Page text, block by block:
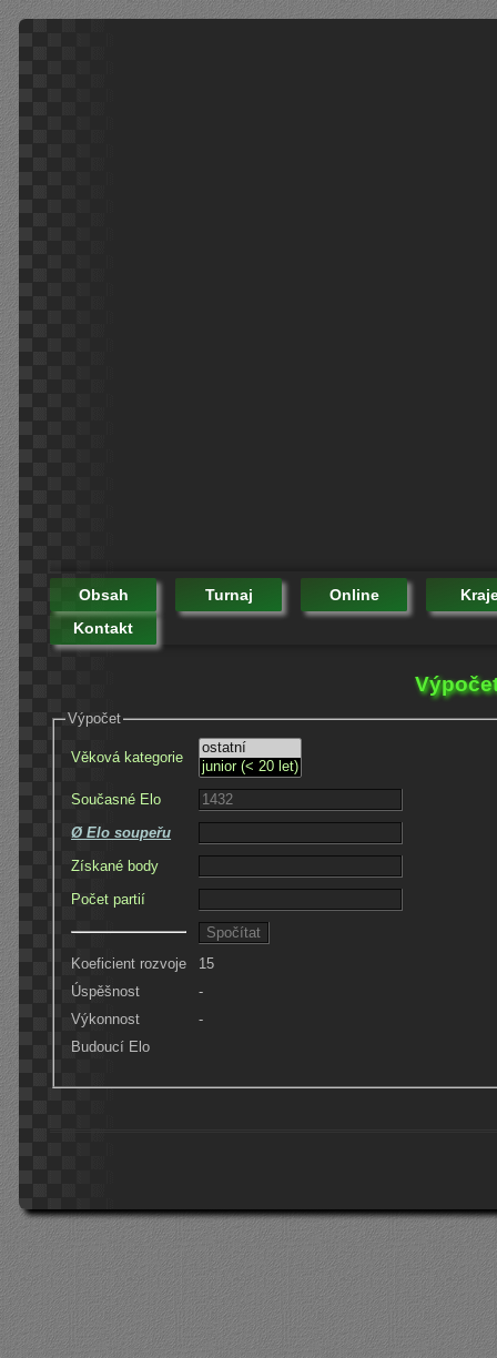
Obsah Turnaj Online
Kontakt
Výpočet
Věková kategorie
Současné Elo
Ø Elo soupeřu
Získané body
Počet partií
Koeficient rozvoje
15
Úspěšnost
-
Výkonnost
-
Budoucí Elo